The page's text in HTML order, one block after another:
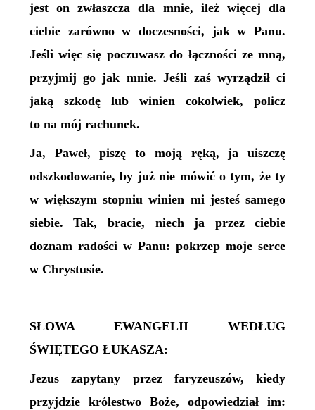
jest on zwłaszcza dla mnie, ileż więcej dla
ciebie zarówno w doczesności, jak w Panu.
Jeśli więc się poczuwasz do łączności ze mną,
przyjmij go jak mnie. Jeśli zaś wyrządził ci
jaką szkodę lub winien cokolwiek, policz
to na mój rachunek.
Ja, Paweł, piszę to moją ręką, ja uiszczę
odszkodowanie, by już nie mówić o tym, że ty
w większym stopniu winien mi jesteś samego
siebie. Tak, bracie, niech ja przez ciebie
doznam radości w Panu: pokrzep moje serce
w Chrystusie.
SŁOWA EWANGELII WEDŁUG
ŚWIĘTEGO ŁUKASZA:
Jezus zapytany przez faryzeuszów, kiedy
przyjdzie królestwo Boże, odpowiedział im: